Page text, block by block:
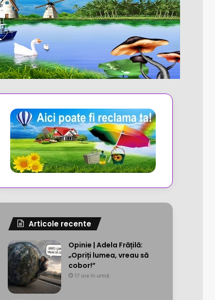
Articole recente
Opinie | Adela Frățilă:
„Opriți lumea, vreau să
cobor!”
17 ore în urmă